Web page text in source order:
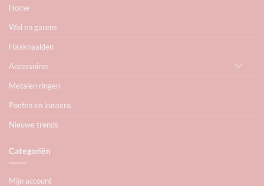
Home
Wol en garens
Haaknaalden
Accessoires
Metalen ringen
Poefen en kussens
Nieuwe trends
Categoriën
Mijn account